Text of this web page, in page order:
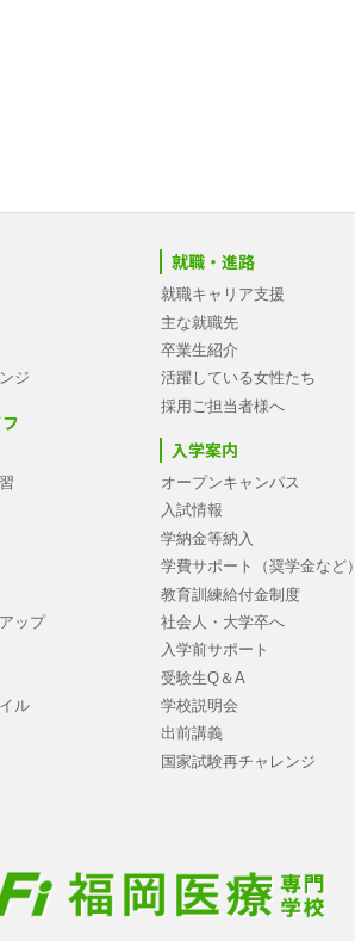
ジ
ップ
ル
就職・進路
就職キャリア支援
主な就職先
卒業生紹介
活躍している女性たち
採用ご担当者様へ
入学案内
オープンキャンパス
入試情報
学納金等納入
学費サポート（奨学金など）
教育訓練給付金制度
社会人・大学卒へ
入学前サポート
受験生Q＆A
学校説明会
出前講義
国家試験再チャレンジ